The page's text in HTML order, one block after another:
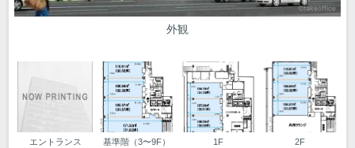
外観
エントランス 基準階（3〜9F） 1F 2F